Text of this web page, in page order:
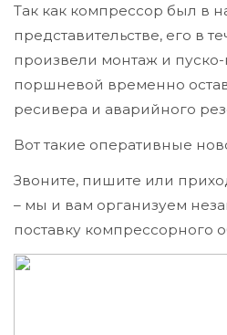
Так как компрессор был в
представительстве, его в
произвели монтаж и пуско-
поршневой временно
ресивера и аварийного
Вот такие оперативные
Звоните, пишите или
– мы и вам организуем
поставку компрессорного